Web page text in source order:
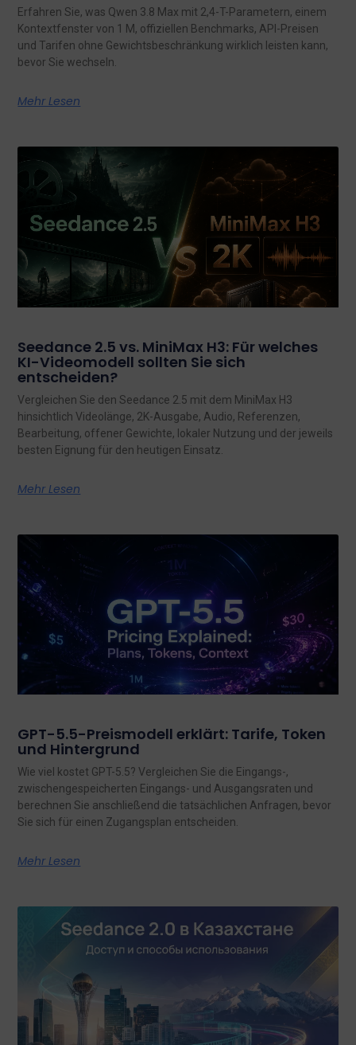
Erfahren Sie, was Qwen 3.8 Max mit 2,4-T-Parametern, einem
Kontextfenster von 1 M, offiziellen Benchmarks, API-Preisen
und Tarifen ohne Gewichtsbeschränkung wirklich leisten kann,
bevor Sie wechseln.
Mehr Lesen
Seedance 2.5 vs. MiniMax H3: Für welches
KI-Videomodell sollten Sie sich
entscheiden?
Vergleichen Sie den Seedance 2.5 mit dem MiniMax H3
hinsichtlich Videolänge, 2K-Ausgabe, Audio, Referenzen,
Bearbeitung, offener Gewichte, lokaler Nutzung und der jeweils
besten Eignung für den heutigen Einsatz.
Mehr Lesen
GPT-5.5-Preismodell erklärt: Tarife, Token
und Hintergrund
Wie viel kostet GPT-5.5? Vergleichen Sie die Eingangs-,
zwischengespeicherten Eingangs- und Ausgangsraten und
berechnen Sie anschließend die tatsächlichen Anfragen, bevor
Sie sich für einen Zugangsplan entscheiden.
Mehr Lesen